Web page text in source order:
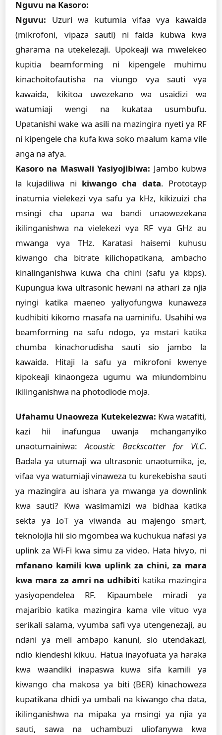
Nguvu na Kasoro:
Nguvu: Uzuri wa kutumia vifaa vya kawaida
(mikrofoni, vipaza sauti) ni faida kubwa kwa
gharama na utekelezaji. Upokeaji wa mwelekeo
kupitia beamforming ni kipengele muhimu
kinachoitofautisha na viungo vya sauti vya
kawaida, kikitoa uwezekano wa usaidizi wa
watumiaji wengi na kukataa usumbufu.
Upatanishi wake wa asili na mazingira nyeti ya RF
ni kipengele cha kufa kwa soko maalum kama vile
anga na afya.
Kasoro na Maswali Yasiyojibiwa: Jambo kubwa
la kujadiliwa ni kiwango cha data. Prototayp
inatumia vielekezi vya safu ya kHz, kikizuizi cha
msingi cha upana wa bandi unaowezekana
ikilinganishwa na vielekezi vya RF vya GHz au
mwanga vya THz. Karatasi haisemi kuhusu
kiwango cha bitrate kilichopatikana, ambacho
kinalinganishwa kuwa cha chini (safu ya kbps).
Kupungua kwa ultrasonic hewani na athari za njia
nyingi katika maeneo yaliyofungwa kunaweza
kudhibiti kikomo masafa na uaminifu. Usahihi wa
beamforming na safu ndogo, ya mstari katika
chumba kinachorudisha sauti sio jambo la
kawaida. Hitaji la safu ya mikrofoni kwenye
kipokeaji kinaongeza ugumu wa miundombinu
ikilinganishwa na photodiode moja.
Ufahamu Unaoweza Kutekelezwa: Kwa watafiti,
kazi hii inafungua uwanja mchanganyiko
unaotumainiwa:Acoustic Backscatter for VLC.
Badala ya utumaji wa ultrasonic unaotumika, je,
vifaa vya watumiaji vinaweza tu kurekebisha sauti
ya mazingira au ishara ya mwanga ya downlink
kwa sauti? Kwa wasimamizi wa bidhaa katika
sekta ya IoT ya viwanda au majengo smart,
teknolojia hii sio mgombea wa kuchukua nafasi ya
uplink za Wi-Fi kwa simu za video. Hata hivyo, ni
mfanano kamili kwa uplink za chini, za mara
kwa mara za amri na udhibiti katika mazingira
yasiyopendelea RF. Kipaumbele miradi ya
majaribio katika mazingira kama vile vituo vya
serikali salama, vyumba safi vya utengenezaji, au
ndani ya meli ambapo kanuni, sio utendakazi,
ndio kiendeshi kikuu. Hatua inayofuata ya haraka
kwa waandiki inapaswa kuwa sifa kamili ya
kiwango cha makosa ya biti (BER) kinachoweza
kupatikana dhidi ya umbali na kiwango cha data,
ikilinganishwa na mipaka ya msingi ya njia ya
sauti, sawa na uchambuzi uliofanywa kwa